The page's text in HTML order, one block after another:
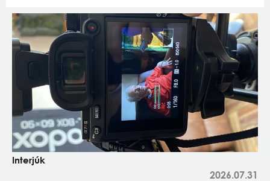
Interjúk
2026.07.31